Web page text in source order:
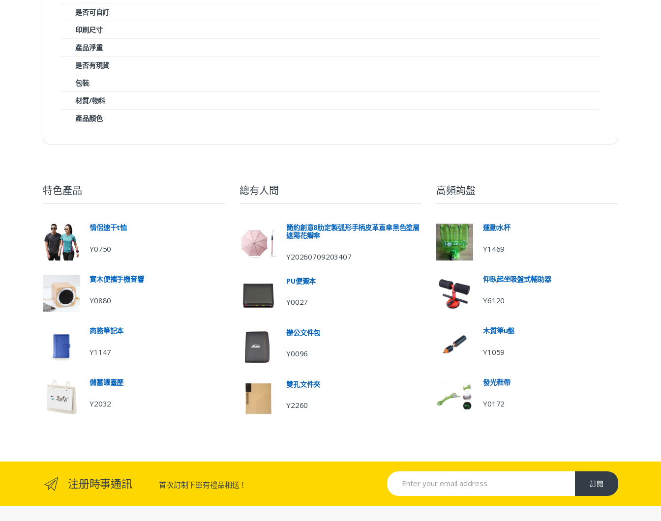
是否可自訂:
印刷尺寸:
產品淨重:
是否有現貨:
包裝:
材質/物料:
產品顏色:
特色產品
情侶速干t恤
Y0750
實木便攜手機音響
Y0880
商務筆記本
Y1147
儲蓄罐臺歷
Y2032
總有人問
簡約創意8肋定製弧形手柄皮革直傘黑色塗層
遮陽花瓣傘
Y20260709203407
PU便簽本
Y0027
辦公文件包
Y0096
雙孔文件夾
Y2260
高頻詢盤
運動水杯
Y1469
仰臥起坐吸盤式輔助器
Y6120
木質筆u盤
Y1059
發光鞋帶
Y0172
注册時事通訊 首次訂制下單有禮品相送！ 訂閱